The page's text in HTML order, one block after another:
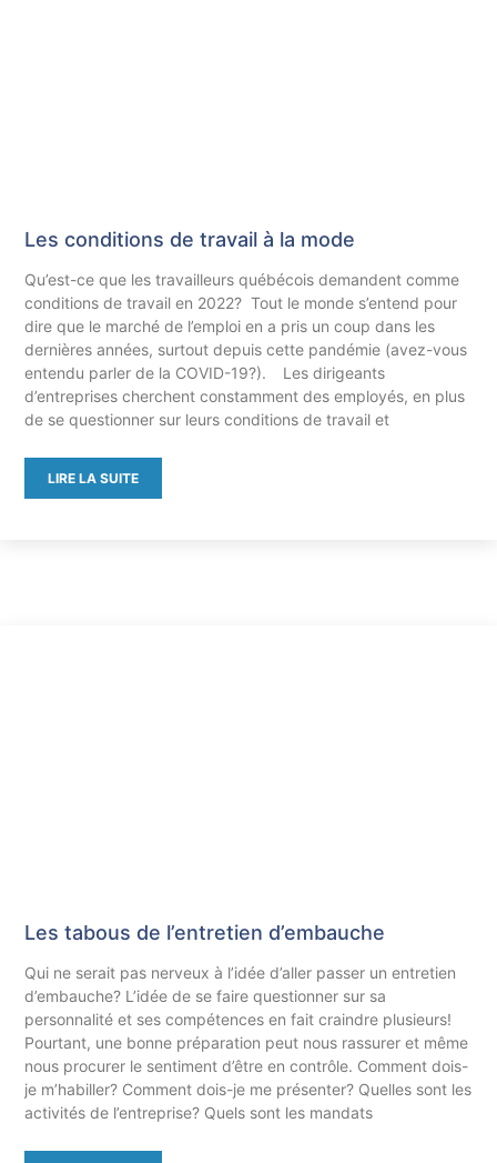
Les conditions de travail à la mode
Qu’est-ce que les travailleurs québécois demandent comme
conditions de travail en 2022? Tout le monde s’entend pour
dire que le marché de l’emploi en a pris un coup dans les
dernières années, surtout depuis cette pandémie (avez-vous
entendu parler de la COVID-19?). Les dirigeants
d’entreprises cherchent constamment des employés, en plus
de se questionner sur leurs conditions de travail et
LIRE LA SUITE
Les tabous de l’entretien d’embauche
Qui ne serait pas nerveux à l’idée d’aller passer un entretien
d’embauche? L’idée de se faire questionner sur sa
personnalité et ses compétences en fait craindre plusieurs!
Pourtant, une bonne préparation peut nous rassurer et même
nous procurer le sentiment d’être en contrôle. Comment dois-
je m’habiller? Comment dois-je me présenter? Quelles sont les
activités de l’entreprise? Quels sont les mandats